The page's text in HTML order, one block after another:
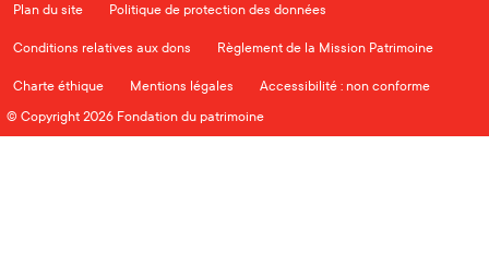
Plan du site Politique de protection des données
Conditions relatives aux dons Règlement de la Mission Patrimoine
Charte éthique Mentions légales
Accessibilité : non conforme
© Copyright 2026 Fondation du patrimoine